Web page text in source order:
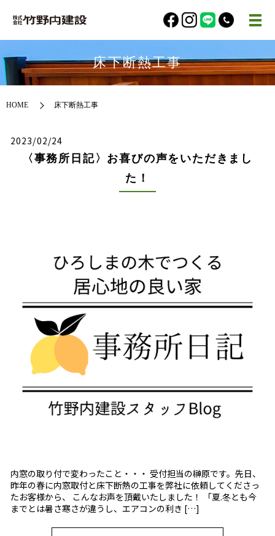
床下断熱工事
HOME 床下断熱工事
2023/02/24
〈事務所日記〉お喜びの声をいただきまし
た！
内窓の取り付で変わったこと・・・ 受付担当の榊原です。先日、
昨年の春に内窓取付と床下断熱の工事を弊社に依頼してくださっ
たお客様から、 こんなお声を頂戴いたしました！ 「夏.冬とも今
までとは暑さ寒さが違うし、エアコンの利き […]